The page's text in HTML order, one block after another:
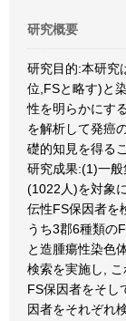
研究概要
研究目的:本研究
位,FSと略す)と
性を明らかにす
を解析して発癌
礎的知見を得る
研究成果:(1)一
(1022人)を対象
伝性FS保因者を
うち3郡6種類の
と造腫瘍性染色
検索を実施し,
FS保因者をそし
因者をそれぞれ